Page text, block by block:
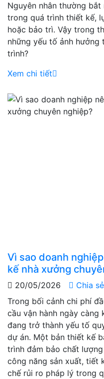
Nguyên nhân thường
trong quá trình thiết kế,
hoặc bảo trì. Vậy trong
những yếu tố ảnh
trình?
Xem chi tiết
Vì sao doanh
kế nhà xưởng
20/05/2026
Chia sẻ
Trong bối cảnh chi phí
cầu vận hành ngày càng
đang trở thành yếu tố
dự án. Một bản thiết kế
trình đảm bảo chất
công năng sản xuất, tiết
chế rủi ro pháp lý trong